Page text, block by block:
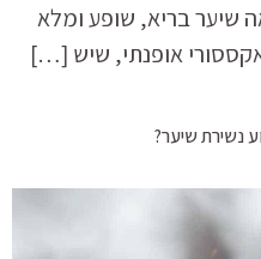
שיער בריא, שופע ומלא
אופנתי, שיש […]
נשירת שיער?